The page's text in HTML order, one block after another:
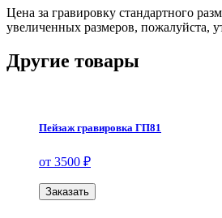
Цена за гравировку стандартного
увеличенных размеров, пожалуйста,
Другие товары
Пейзаж гравировка ГП81
от 3500 ₽
Заказать